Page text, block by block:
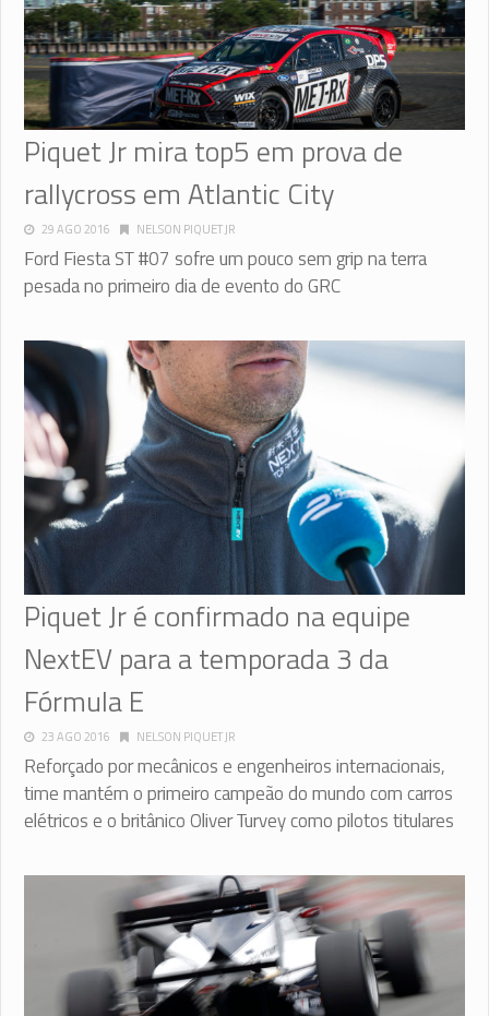
Piquet Jr mira top5 em prova de
rallycross em Atlantic City
29 AGO 2016 NELSON PIQUET JR
Ford Fiesta ST #07 sofre um pouco sem grip na terra
pesada no primeiro dia de evento do GRC
Piquet Jr é confirmado na equipe
NextEV para a temporada 3 da
Fórmula E
23 AGO 2016 NELSON PIQUET JR
Reforçado por mecânicos e engenheiros internacionais,
time mantém o primeiro campeão do mundo com carros
elétricos e o britânico Oliver Turvey como pilotos titulares